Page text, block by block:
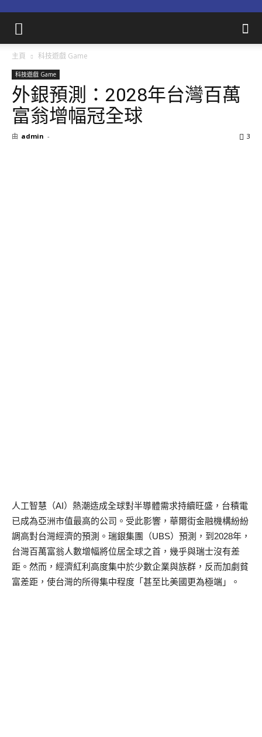
主頁 科技遊戲 Game
科技遊戲 Game
外銀預測：2028年台灣百萬
富翁增幅冠全球
由 admin - 3
人工智慧（AI）熱潮造成全球對半導體需求持續旺盛，台積電
已成為亞洲市值最高的公司。受此影響，華爾街金融機構紛紛
調高對台灣經濟的預測。瑞銀集團（UBS）預測，到2028年，
台灣百萬富翁人數增幅將位居全球之首，幾乎與瑞士沒有差
距。然而，經濟紅利高度集中於少數企業與族群，反而加劇貧
富差距，使台灣的所得集中程度「甚至比美國更為極端」。